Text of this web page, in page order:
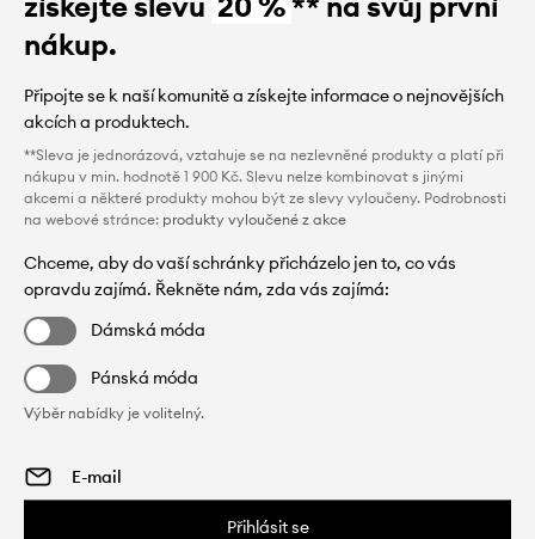
nákup.
Připojte se k naší komunitě a získejte informace o nejnovějších
akcích a produktech.
**Sleva je jednorázová, vztahuje se na nezlevněné produkty a platí při
nákupu v min. hodnotě 1 900 Kč. Slevu nelze kombinovat s jinými
akcemi a některé produkty mohou být ze slevy vyloučeny. Podrobnosti
na webové stránce: produkty vyloučené z akce
Chceme, aby do vaší schránky přicházelo jen to, co vás
opravdu zajímá. Řekněte nám, zda vás zajímá:
Dámská móda
Pánská móda
Výběr nabídky je volitelný.
Přihlásit se